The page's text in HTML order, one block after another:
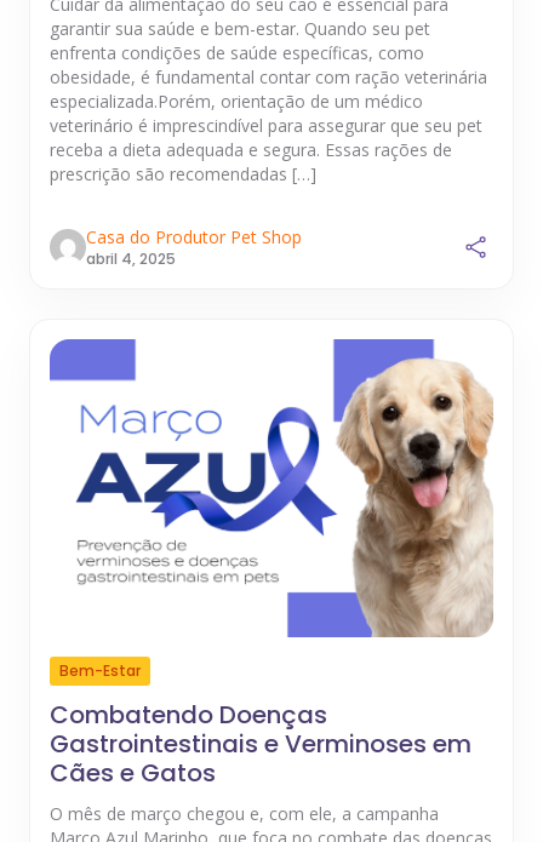
Cuidar da alimentação do seu cão é essencial para
garantir sua saúde e bem-estar. Quando seu pet
enfrenta condições de saúde específicas, como
obesidade, é fundamental contar com ração veterinária
especializada.Porém, orientação de um médico
veterinário é imprescindível para assegurar que seu pet
receba a dieta adequada e segura. Essas rações de
prescrição são recomendadas […]
Casa do Produtor Pet Shop
abril 4, 2025
Bem-Estar
Combatendo Doenças
Gastrointestinais e Verminoses em
Cães e Gatos
O mês de março chegou e, com ele, a campanha